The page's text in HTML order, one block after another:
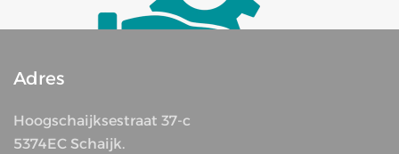
Adres
Hoogschaijksestraat 37-c
5374EC Schaijk.